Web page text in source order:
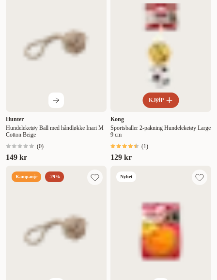
Hunter
Hundeleketøy Ball med håndløkke Inari M
Cotton Beige
(0)
149 kr
KJØP
Kong
Sportsballer 2-pakning Hundeleketøy Large
9 cm
(1)
129 kr
Kampanje -29% Nyhet